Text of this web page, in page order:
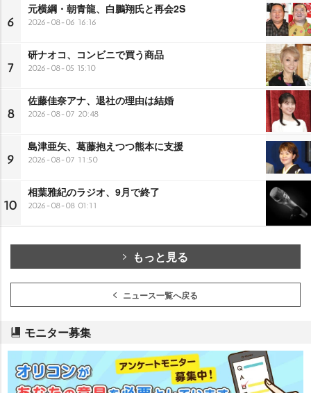
6
元横綱・朝青龍、白鵬翔氏と再会2S
2026-08-06 16:16
7
研ナオコ、コンビニで買う商品
2026-08-05 15:10
8
佐藤佳奈アナ、退社の理由は結婚
2026-08-07 20:48
9
島津亜矢、葛藤抱えつつ熊本に支援
2026-08-07 11:50
10
相葉雅紀のラジオ、9月で終了
2026-08-08 01:11
もっと見る
ニュース一覧へ戻る
モニター募集